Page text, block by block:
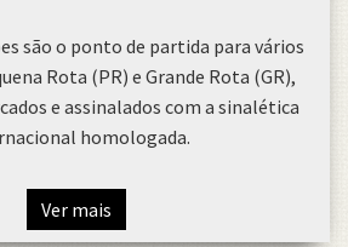
são o ponto de partida para vários
Rota (PR) e Grande Rota (GR),
e assinalados com a sinalética
homologada.
Ver mais